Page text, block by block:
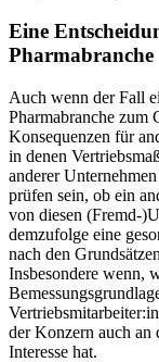
Eine
Pharmabranche
Auch wenn der Fall
Pharmabranche zum
Konsequenzen für
in denen
anderer
prüfen sein, ob ein
von diesen (Fremd-
demzufolge eine
nach den
Insbesondere wenn,
der Konzern auch an
Interesse hat.